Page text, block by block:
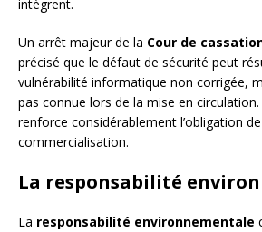
intègrent.
Un arrêt majeur de la Cour de
précisé que le défaut de sécurité peut
vulnérabilité informatique non corrigée,
pas connue lors de la mise en
renforce considérablement l’obligation
commercialisation.
La responsabilité
La responsabilité environnementale